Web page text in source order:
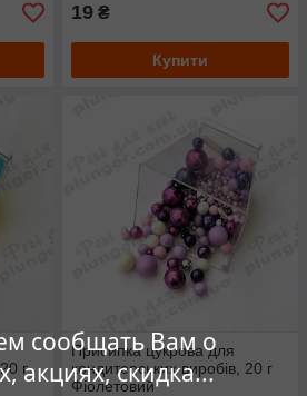
сообщать Вам о
акциях, скидка...
19 ₴
Купити
г
Присипка цукрова для
кондитерських виробів, 20 г
Фіолетовий